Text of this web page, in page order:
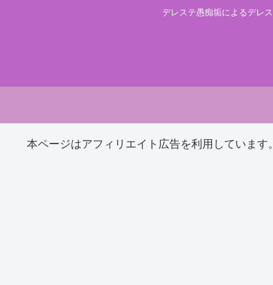
デレステ愚痴垢によるデレ
本ページはアフィリエイト広告を利用しています